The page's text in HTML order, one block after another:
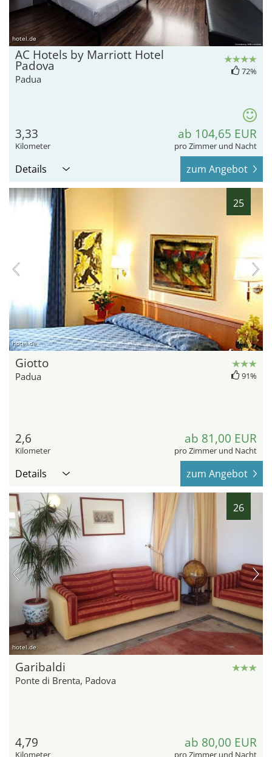
hotel.de
AC Hotels by Marriott Hotel
Padova
Padua
72%
3,33
Kilometer
ab 104,65 EUR
pro Zimmer und Nacht
Details zum Angebot
25
hotel.de
Giotto
Padua 91%
2,6
Kilometer
ab 81,00 EUR
pro Zimmer und Nacht
Details zum Angebot
26
hotel.de
Garibaldi
Ponte di Brenta, Padova
4,79 ab 80,00 EUR